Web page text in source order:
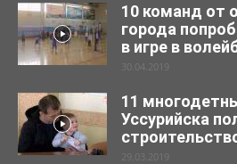
10 команд от
города
в игре в
30.04.2019
11
Уссурийска
29.03.2019